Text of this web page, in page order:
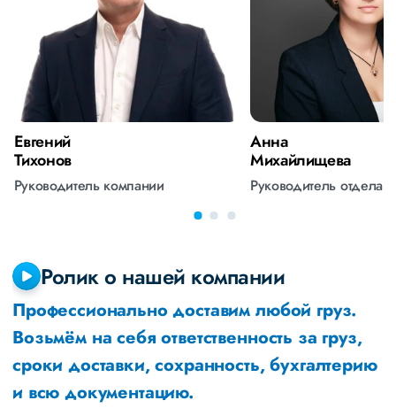
Евгений
Тихонов
Руководитель компании
Анна
Михайлищева
Руководитель отдела
Ролик о нашей компании
Профессионально доставим любой груз.
Возьмём на себя ответственность за груз,
сроки доставки, сохранность, бухгалтерию
и всю документацию.